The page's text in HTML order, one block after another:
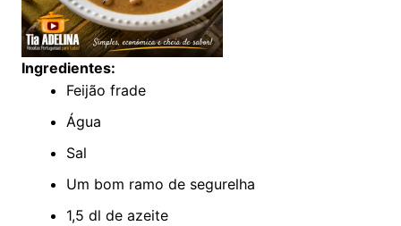
Ingredientes:
Feijão frade
Água
Sal
Um bom ramo de segurelha
1,5 dl de azeite